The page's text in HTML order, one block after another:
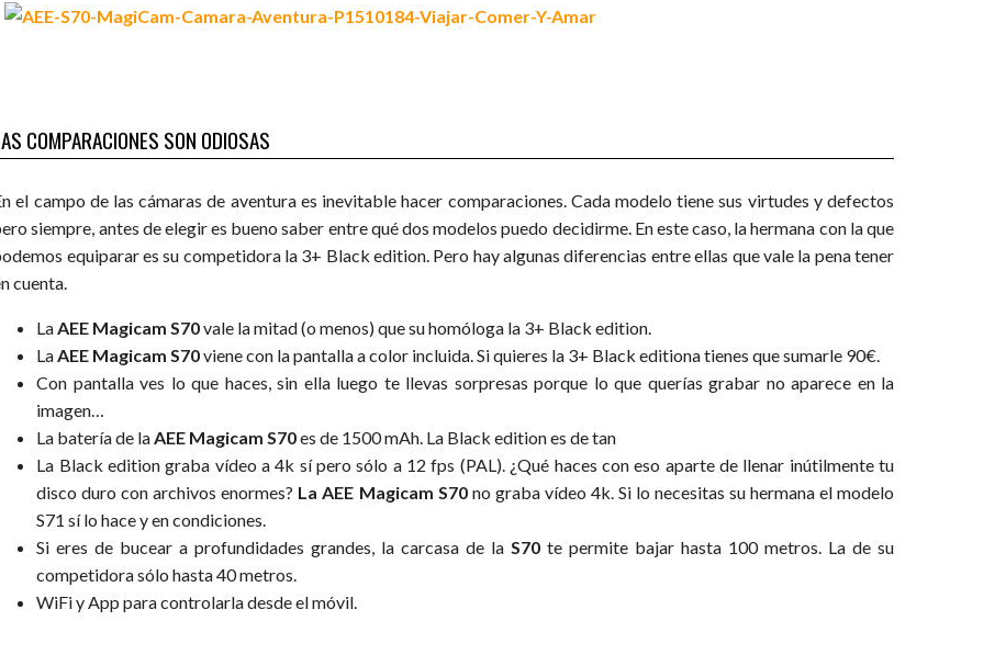
COMPARACIONES SON ODIOSAS
el campo de las cámaras de aventura es inevitable hacer comparaciones. Cada modelo tiene sus virtudes y defectos
siempre, antes de elegir es bueno saber entre qué dos modelos puedo decidirme. En este caso, la hermana con la que
equiparar es su competidora la 3+ Black edition. Pero hay algunas diferencias entre ellas que vale la pena tener
cuenta.
LaAEE Magicam S70vale la mitad (o menos) que su homóloga la 3+ Black edition.
LaAEE Magicam S70viene con la pantalla a color incluida. Si quieres la 3+ Black editiona tienes que sumarle 90€.
Con pantalla ves lo que haces, sin ella luego te llevas sorpresas porque lo que querías grabar no aparece en la
imagen…
La batería de laAEE Magicam S70es de 1500 mAh. La Black edition es de tan
La Black edition graba vídeo a 4k sí pero sólo a 12 fps (PAL). ¿Qué haces con eso aparte de llenar inútilmente tu
disco duro con archivos enormes? La AEE Magicam S70no graba vídeo 4k. Si lo necesitas su hermana el modelo
S71 sí lo hace y en condiciones.
Si eres de bucear a profundidades grandes, la carcasa de laS70 te permite bajar hasta 100 metros. La de su
competidora sólo hasta 40 metros.
WiFi y App para controlarla desde el móvil.